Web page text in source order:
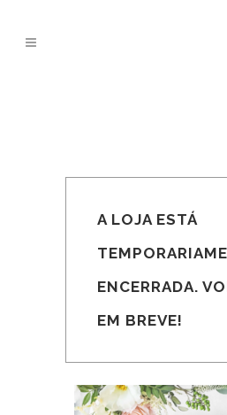
A LOJA ESTÁ
ENCERRADA.
EM BREVE!